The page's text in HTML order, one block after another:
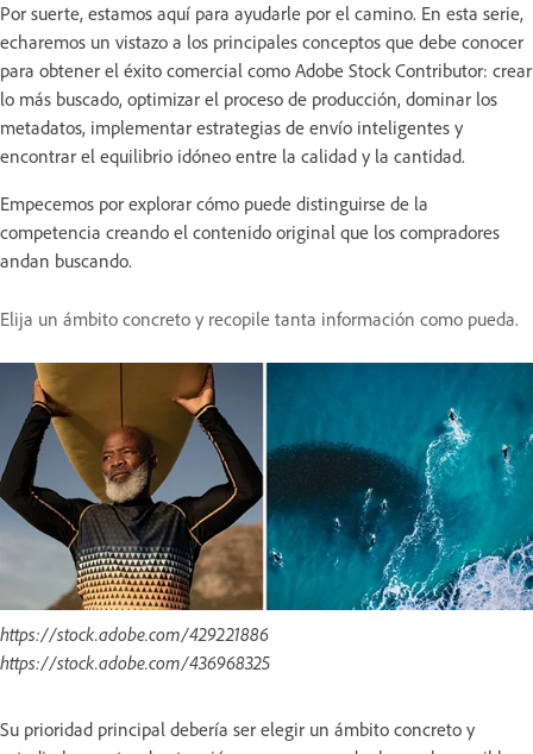
Por suerte, estamos aquí para ayudarle por el camino. En esta serie,
echaremos un vistazo a los principales conceptos que debe conocer
para obtener el éxito comercial como Adobe Stock Contributor: crear
lo más buscado, optimizar el proceso de producción, dominar los
metadatos, implementar estrategias de envío inteligentes y
encontrar el equilibrio idóneo entre la calidad y la cantidad.
Empecemos por explorar cómo puede distinguirse de la
competencia creando el contenido original que los compradores
andan buscando.
Elija un ámbito concreto y recopile tanta información como pueda.
https://stock.adobe.com/429221886
https://stock.adobe.com/436968325
Su prioridad principal debería ser elegir un ámbito concreto y